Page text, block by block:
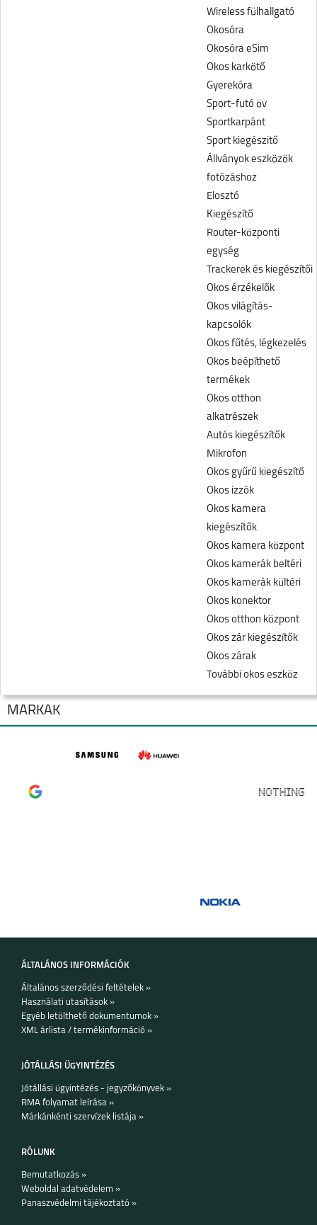
Wireless fülhallgató
Okosóra
Okosóra eSim
Okos karkötő
Gyerekóra
Sport-futó öv
Sportkarpánt
Sport kiegészitő
Állványok eszközök
fotózáshoz
Elosztó
Kiegészítő
Router-központi
egység
Trackerek és kiegészítői
Okos érzékelők
Okos világítás-
kapcsolók
Okos fűtés, légkezelés
Okos beépíthető
termékek
Okos otthon
alkatrészek
Autós kiegészítők
Mikrofon
Okos gyűrű kiegészítő
Okos izzók
Okos kamera
kiegészítők
Okos kamera központ
Okos kamerák beltéri
Okos kamerák kültéri
Okos konektor
Okos otthon központ
Okos zár kiegészítők
Okos zárak
További okos eszköz
MÁRKÁK
ÁLTALÁNOS INFORMÁCIÓK
Általános szerződési feltételek »
Használati utasítások »
Egyéb letölthető dokumentumok »
XML árlista / termékinformáció »
JÓTÁLLÁSI ÜGYINTÉZÉS
Jótállási ügyintézés - jegyzőkönyvek »
RMA folyamat leírása »
Márkánkénti szervízek listája »
RÓLUNK
Bemutatkozás »
Weboldal adatvédelem »
Panaszvédelmi tájékoztató »